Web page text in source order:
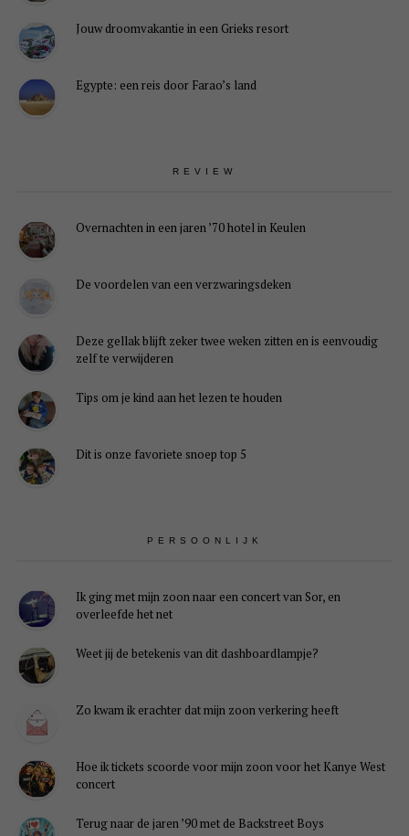
Jouw droomvakantie in een Grieks resort
Egypte: een reis door Farao’s land
REVIEW
Overnachten in een jaren ’70 hotel in Keulen
De voordelen van een verzwaringsdeken
Deze gellak blijft zeker twee weken zitten en is eenvoudig
zelf te verwijderen
Tips om je kind aan het lezen te houden
Dit is onze favoriete snoep top 5
PERSOONLIJK
Ik ging met mijn zoon naar een concert van Sor, en
overleefde het net
Weet jij de betekenis van dit dashboardlampje?
Zo kwam ik erachter dat mijn zoon verkering heeft
Hoe ik tickets scoorde voor mijn zoon voor het Kanye West
concert
Terug naar de jaren ’90 met de Backstreet Boys